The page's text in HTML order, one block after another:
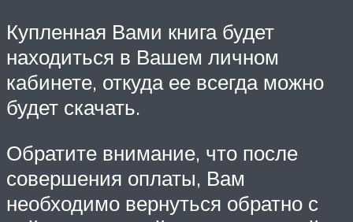
Купленная Вами книга будет
находиться в Вашем личном
кабинете, откуда ее всегда можно
будет скачать.
Обратите внимание, что после
совершения оплаты, Вам
необходимо вернуться обратно с